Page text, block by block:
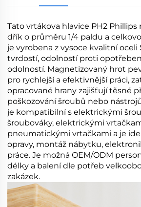
Tato vrtákova hlavice PH2 Phillips
dřík o průměru 1/4 paldu a
je vyrobena z vysoce kvalitní oceli
tvrdostí, odolností proti
odolností. Magnetizovaný hrot
pro rychlejší a efektivnější práci,
opracované hrany zajišťují těsné
poškozování šroubů nebo
je kompatibilní s elektrickými
šroubováky, elektrickými
pneumatickými vrtačkami a je
opravy, montáž nábytku,
práce. Je možná OEM/ODM
délky a balení dle potřeb
zakázek.